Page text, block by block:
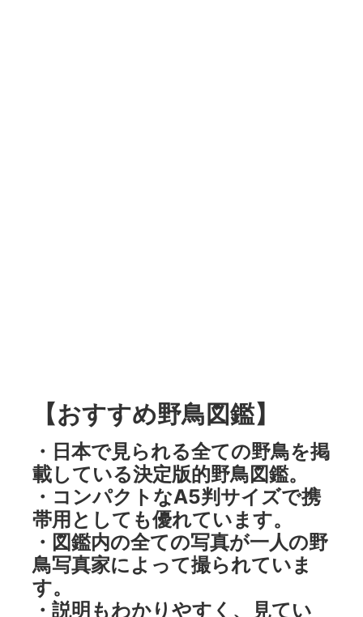
【おすすめ野鳥図鑑】
・日本で見られる全ての野鳥を掲
載している決定版的野鳥図鑑。
・コンパクトなA5判サイズで携
帯用としても優れています。
・図鑑内の全ての写真が一人の野
鳥写真家によって撮られていま
す。
・説明もわかりやすく、見てい